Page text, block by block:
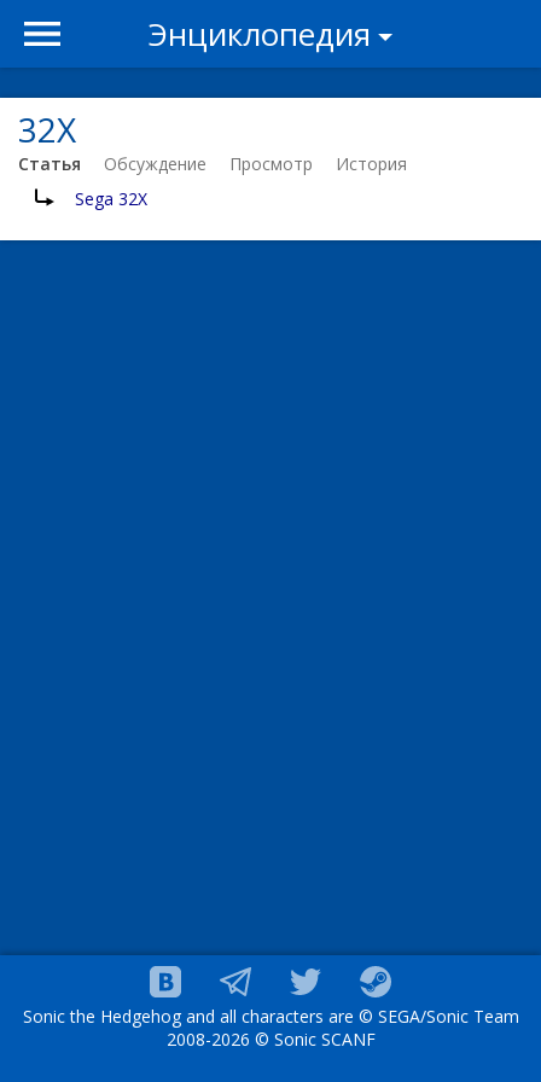
Энциклопедия
32X
Статья Обсуждение Просмотр
История
Перенаправление на:
Sega 32X
Sonic the Hedgehog and all characters are © SEGA/Sonic Team
2008-2026 © Sonic SCANF